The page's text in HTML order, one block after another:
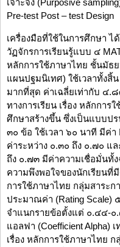
เจาะจง (Purposive
Pre-test Post – test Design
เครื่องมือที่ใช้ในการศึกษา ไ
วัฏจักรการเรียนรู้แบบ ๔
หลักการใช้ภาษาไทย ชั้นมัธ
แผนปฐมนิเทศ) ใช้เวลาทั้งสิ้
มากที่สุด ค่าเฉลี่ยเท่ากับ ๔
ทางการเรียน เรื่อง หลักกา
ศึกษาสร้างขึ้น ซึ่งเป็นแบบป
๓๐ ข้อ ใช้เวลา ๖๐ นาที มีค่
ค่าระหว่าง ๐.๓๐ ถึง ๐.๗๐ แ
ถึง ๐.๗๓ มีค่าความเชื่อมั่นทั้
ความพึงพอใจของนักเรียนที่
การใช้ภาษาไทย กลุ่มสาระ
ประมาณค่า (Rating Scale)
จำแนกรายข้อตั้งแต่ ๐.๔๔-
แอลฟา (Coefficient Alpha)
เรื่อง หลักการใช้ภาษาไทย